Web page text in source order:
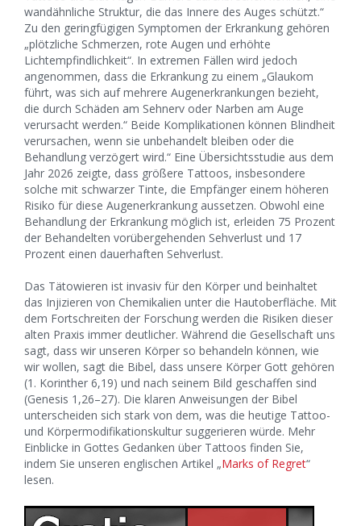
wandähnliche Struktur, die das Innere des Auges schützt.“
Zu den geringfügigen Symptomen der Erkrankung gehören
„plötzliche Schmerzen, rote Augen und erhöhte
Lichtempfindlichkeit“. In extremen Fällen wird jedoch
angenommen, dass die Erkrankung zu einem „Glaukom
führt, was sich auf mehrere Augenerkrankungen bezieht,
die durch Schäden am Sehnerv oder Narben am Auge
verursacht werden.“ Beide Komplikationen können Blindheit
verursachen, wenn sie unbehandelt bleiben oder die
Behandlung verzögert wird.“ Eine Übersichtsstudie aus dem
Jahr 2026 zeigte, dass größere Tattoos, insbesondere
solche mit schwarzer Tinte, die Empfänger einem höheren
Risiko für diese Augenerkrankung aussetzen. Obwohl eine
Behandlung der Erkrankung möglich ist, erleiden 75 Prozent
der Behandelten vorübergehenden Sehverlust und 17
Prozent einen dauerhaften Sehverlust.
Das Tätowieren ist invasiv für den Körper und beinhaltet
das Injizieren von Chemikalien unter die Hautoberfläche. Mit
dem Fortschreiten der Forschung werden die Risiken dieser
alten Praxis immer deutlicher. Während die Gesellschaft uns
sagt, dass wir unseren Körper so behandeln können, wie
wir wollen, sagt die Bibel, dass unsere Körper Gott gehören
(1. Korinther 6,19) und nach seinem Bild geschaffen sind
(Genesis 1,26–27). Die klaren Anweisungen der Bibel
unterscheiden sich stark von dem, was die heutige Tattoo-
und Körpermodifikationskultur suggerieren würde. Mehr
Einblicke in Gottes Gedanken über Tattoos finden Sie,
indem Sie unseren englischen Artikel „Marks of Regret“
lesen.